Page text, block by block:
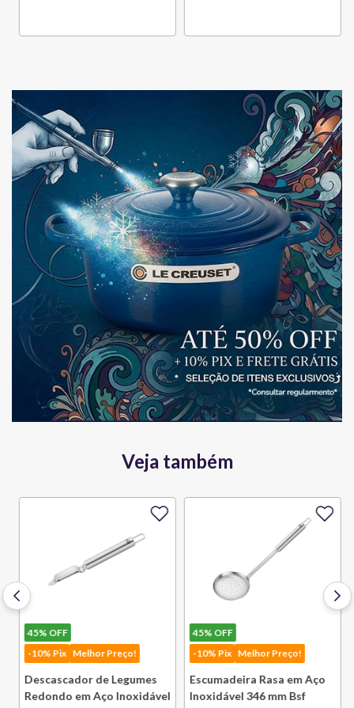
Veja também
45%OFF
-10% Pix
Melhor Preço!
Descascador de Legumes
Redondo em Aço Inoxidável
45%OFF
-10% Pix
Melhor Preço!
Escumadeira Rasa em Aço
Inoxidável 346 mm Bsf